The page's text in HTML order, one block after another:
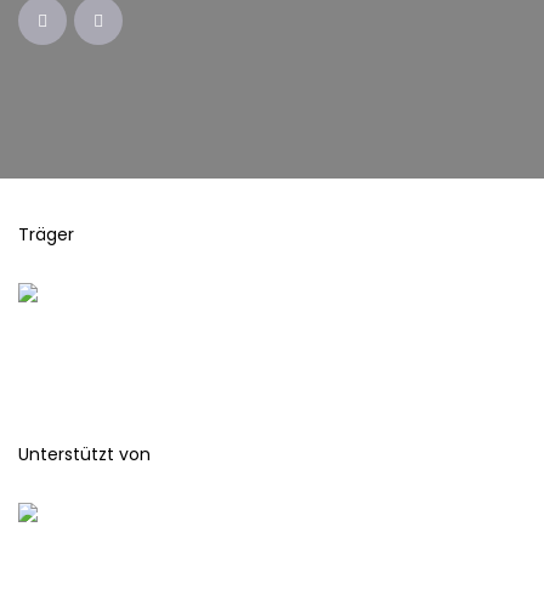
Träger
Unterstützt von